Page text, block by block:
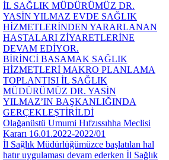
İL SAĞLIK MÜDÜRÜMÜZ DR.
YASİN YILMAZ EVDE SAĞLIK
HİZMETLERİNDEN YARARLANAN
HASTALARI ZİYARETLERİNE
DEVAM EDİYOR.
BİRİNCİ BASAMAK SAĞLIK
HİZMETLERİ MAKRO PLANLAMA
TOPLANTISI İL SAĞLIK
MÜDÜRÜMÜZ DR. YASİN
YILMAZ’IN BAŞKANLIĞINDA
GERÇEKLEŞTİRİLDİ
Olağanüstü Umumi Hıfzıssıhha Meclisi
Kararı 16.01.2022-2022/01
İl Sağlık Müdürlüğümüzce başlatılan hal
hatır uygulaması devam ederken İl Sağlık